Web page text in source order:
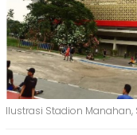
Ilustrasi Stadion Manahan,